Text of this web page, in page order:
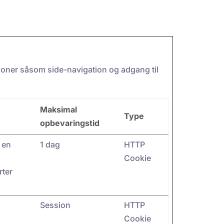
såsom side-navigation og adgang til
Maksimal
opbevaringstid
Type
1 dag
HTTP
Cookie
Session
HTTP
Cookie